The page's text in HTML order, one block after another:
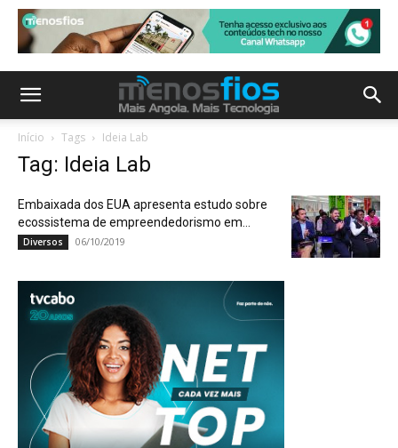
Início Tags Ideia Lab
Tag: Ideia Lab
Embaixada dos EUA apresenta estudo sobre
ecossistema de empreendedorismo em...
Diversos 06/10/2019